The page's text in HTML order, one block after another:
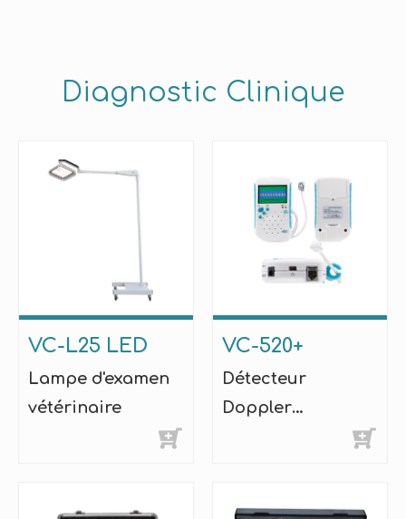
Diagnostic Clinique
VC-L25 LED
Lampe d'examen
vétérinaire
VC-520+
Détecteur
Doppler